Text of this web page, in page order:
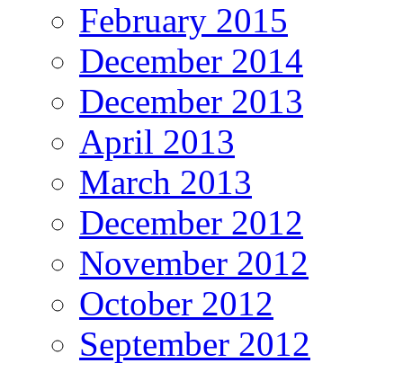
February 2015
December 2014
December 2013
April 2013
March 2013
December 2012
November 2012
October 2012
September 2012